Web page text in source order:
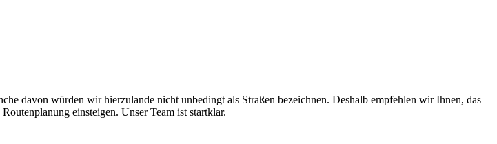
davon würden wir hierzulande nicht unbedingt als Straßen bezeichnen. Deshalb empfehlen wir Ihnen, das
einsteigen. Unser Team ist startklar.